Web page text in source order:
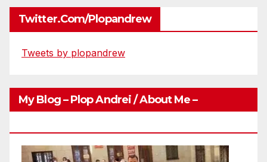
Twitter.com/plopandrew
Tweets by plopandrew
My Blog – Plop Andrei / About Me –